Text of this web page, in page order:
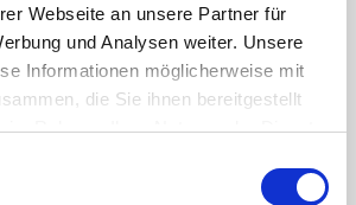
Webseite an unsere Partner für
und Analysen weiter. Unsere
Informationen möglicherweise mit
die Sie ihnen bereitgestellt
im Rahmen Ihrer Nutzung der Dienste
unsere Webseite weiterhin nutzen.
Deutschland 40m
:
Versandkosten 7,90 EUR brutto
Versandkosten 9,90 EUR brutto